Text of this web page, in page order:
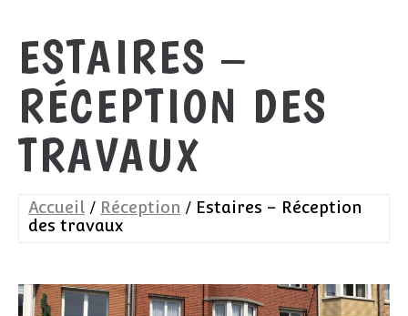
ESTAIRES –
RÉCEPTION DES
TRAVAUX
Accueil Réception
Estaires – Réception
des travaux